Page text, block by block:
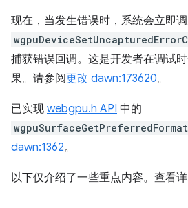
现在，当发生错误时，系统会立即
捕获错误回调。这是开发者在调试
果。请参阅更改 dawn:173620。
已实现 webgpu.h API 中的
dawn:1362。
以下仅介绍了一些重点内容。查看